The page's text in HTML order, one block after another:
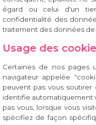
égard ou celui d'un
confidentialité des
traitement des données de
Usage des
Certaines de nos pages
navigateur appelée
peuvent pas vous
identifie automatiquement
pas vous, lorsque vous
spécifiez de façon